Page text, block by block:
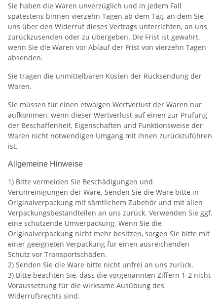
Sie haben die Waren unverzüglich und in jedem Fall
spätestens binnen vierzehn Tagen ab dem Tag, an dem Sie
uns über den Widerruf dieses Vertrags unterrichten, an uns
zurückzusenden oder zu übergeben. Die Frist ist gewahrt,
wenn Sie die Waren vor Ablauf der Frist von vierzehn Tagen
absenden.
Sie tragen die unmittelbaren Kosten der Rücksendung der
Waren.
Sie müssen für einen etwaigen Wertverlust der Waren nur
aufkommen, wenn dieser Wertverlust auf einen zur Prüfung
der Beschaffenheit, Eigenschaften und Funktionsweise der
Waren nicht notwendigen Umgang mit ihnen zurückzuführen
ist.
Allgemeine Hinweise
1) Bitte vermeiden Sie Beschädigungen und
Verunreinigungen der Ware. Senden Sie die Ware bitte in
Originalverpackung mit sämtlichem Zubehör und mit allen
Verpackungsbestandteilen an uns zurück. Verwenden Sie ggf.
eine schützende Umverpackung. Wenn Sie die
Originalverpackung nicht mehr besitzen, sorgen Sie bitte mit
einer geeigneten Verpackung für einen ausreichenden
Schutz vor Transportschäden.
2) Senden Sie die Ware bitte nicht unfrei an uns zurück.
3) Bitte beachten Sie, dass die vorgenannten Ziffern 1-2 nicht
Voraussetzung für die wirksame Ausübung des
Widerrufsrechts sind.